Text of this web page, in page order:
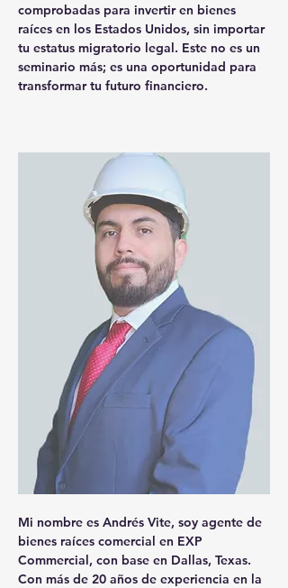
comprobadas para invertir en bienes
raíces en los Estados Unidos, sin importar
tu estatus migratorio legal. Este no es un
seminario más; es una oportunidad para
transformar tu futuro financiero.
Mi nombre es Andrés Vite, soy agente de
bienes raíces comercial en EXP
Commercial, con base en Dallas, Texas.
Con más de 20 años de experiencia en la